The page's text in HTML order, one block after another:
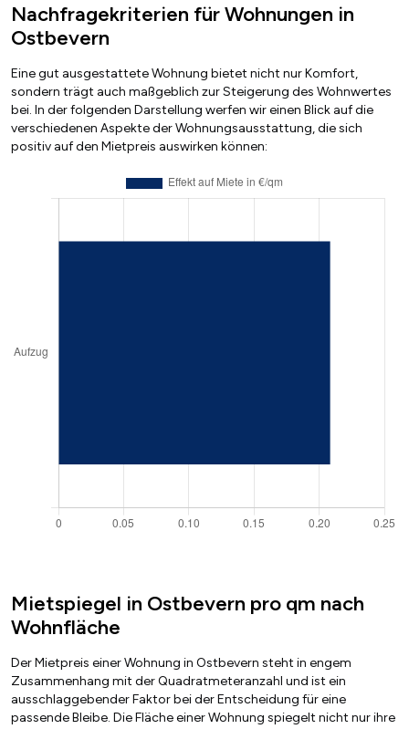
Nachfragekriterien für Wohnungen in
Ostbevern
Eine gut ausgestattete Wohnung bietet nicht nur Komfort,
sondern trägt auch maßgeblich zur Steigerung des Wohnwertes
bei. In der folgenden Darstellung werfen wir einen Blick auf die
verschiedenen Aspekte der Wohnungsausstattung, die sich
positiv auf den Mietpreis auswirken können:
Mietspiegel in Ostbevern pro qm nach
Wohnfläche
Der Mietpreis einer Wohnung in Ostbevern steht in engem
Zusammenhang mit der Quadratmeteranzahl und ist ein
ausschlaggebender Faktor bei der Entscheidung für eine
passende Bleibe. Die Fläche einer Wohnung spiegelt nicht nur ihre